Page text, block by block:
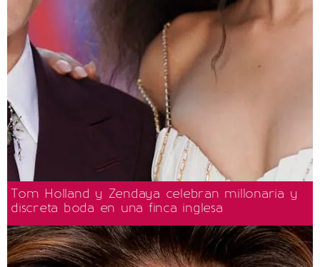
Tom Holland y Zendaya celebran millonaria y
discreta boda en una finca inglesa